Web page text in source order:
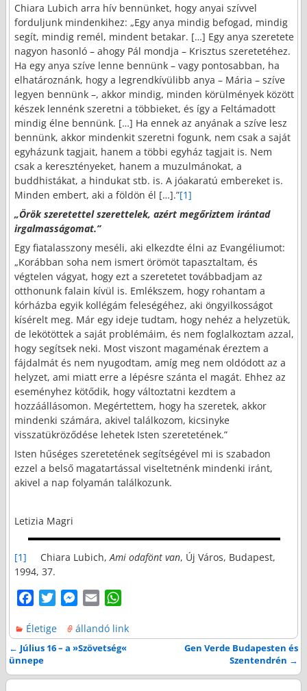
Chiara Lubich arra hív bennünket, hogy anyai szívvel
forduljunk mindenkihez: „Egy anya mindig befogad, mindig
segít, mindig remél, mindent betakar. […] Egy anya szeretete
nagyon hasonló – ahogy Pál mondja – Krisztus szeretetéhez.
Ha egy anya szíve lenne bennünk – vagy pontosabban, ha
elhatároznánk, hogy a legrendkívülibb anya – Mária – szíve
legyen bennünk –, akkor mindig, minden körülmények között
készek lennénk szeretni a többieket, és így a Feltámadott
mindig élne bennünk. […] Ha ennek az anyának a szíve lesz
bennünk, akkor mindenkit szeretni fogunk, nem csak a saját
egyházunk tagjait, hanem a többi egyház tagjait is. Nem
csak a keresztényeket, hanem a muzulmánokat, a
buddhistákat, a hindukat stb. is. A jóakaratú embereket is.
Minden embert, aki a földön él […].”[1]
„Örök szeretettel szerettelek, azért megőriztem irántad
irgalmasságomat.”
Egy fiatalasszony meséli, aki elkezdte élni az Evangéliumot:
„Korábban soha nem ismert örömöt tapasztaltam, és
végtelen vágyat, hogy ezt a szeretetet továbbadjam az
otthonunk falain kívül is. Emlékszem, hogy rohantam a
kórházba egyik kollégám feleségéhez, aki öngyilkosságot
kísérelt meg. Már egy ideje tudtam, hogy nehéz a helyzetük,
de lekötöttek a saját problémáim, és nem foglalkoztam azzal,
hogy segítsek neki. Most viszont magaménak éreztem a
fájdalmát és nem nyugodtam, amíg meg nem oldódott az a
helyzet, ami miatt erre a lépésre szánta el magát. Ehhez az
eseményhez kötődik, hogy változtatni kezdtem a
hozzáállásomon. Megértettem, hogy ha szeretek, akkor
mindenki számára, akivel találkozom, kicsinyke
visszatükröződése lehetek Isten szeretetének.”
Isten hűséges szeretetének segítségével mi is szabadon
ezzel a belső magatartással viseltetnénk mindenki iránt,
akivel a nap folyamán találkozunk.
Letizia Magri
[1] Chiara Lubich, Ami odafönt van, Új Város, Budapest,
1994, 37.
c
e
b
o
i
t
e
M
s
s
n
a
i
a
t
A
Életige állandó link
Bejegyzés navigáció
← Július 16 – a »Szövetség«
ünnepe
Gen Verde Budapesten és
Szentendrén →